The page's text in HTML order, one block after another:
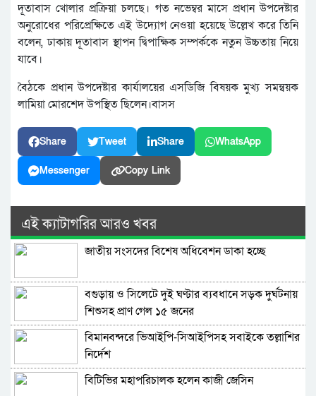
দূতাবাস খোলার প্রক্রিয়া চলছে। গত নভেম্বর মাসে প্রধান উপদেষ্টার
অনুরোধের পরিপ্রেক্ষিতে এই উদ্যোগ নেওয়া হয়েছে উল্লেখ করে তিনি
বলেন, ঢাকায় দূতাবাস স্থাপন দ্বিপাক্ষিক সম্পর্ককে নতুন উচ্চতায় নিয়ে
যাবে।
বৈঠকে প্রধান উপদেষ্টার কার্যালয়ের এসডিজি বিষয়ক মুখ্য সমন্বয়ক
লামিয়া মোরশেদ উপস্থিত ছিলেন।বাসস
Share Tweet Share WhatsApp
Messenger Copy Link
এই ক্যাটাগরির আরও খবর
জাতীয় সংসদের বিশেষ অধিবেশন ডাকা হচ্ছে
বগুড়ায় ও সিলেটে দুই ঘণ্টার ব্যবধানে সড়ক দুর্ঘটনায়
শিশুসহ প্রাণ গেল ১৫ জনের
বিমানবন্দরে ভিআইপি-সিআইপিসহ সবাইকে তল্লাশির
নির্দেশ
বিটিভির মহাপরিচালক হলেন কাজী জেসিন